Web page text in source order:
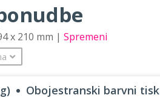
x 210 mm | Spremeni
Obojestranski barvni